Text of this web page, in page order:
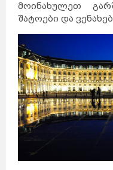
მოინახულეთ
შატოები და